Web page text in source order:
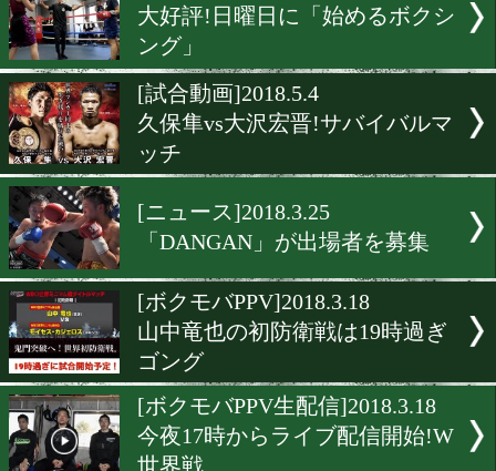
ム級
[有料試合動画]2019.5.9
検証せよ! 4Rの小國のダウ
真実!
[有料試合動画]2019.5.2
激突。源大輝vs阿部麗也
[1stBOX]2018.7.1
大好評!日曜日に「始める
ング」
[試合動画]2018.5.4